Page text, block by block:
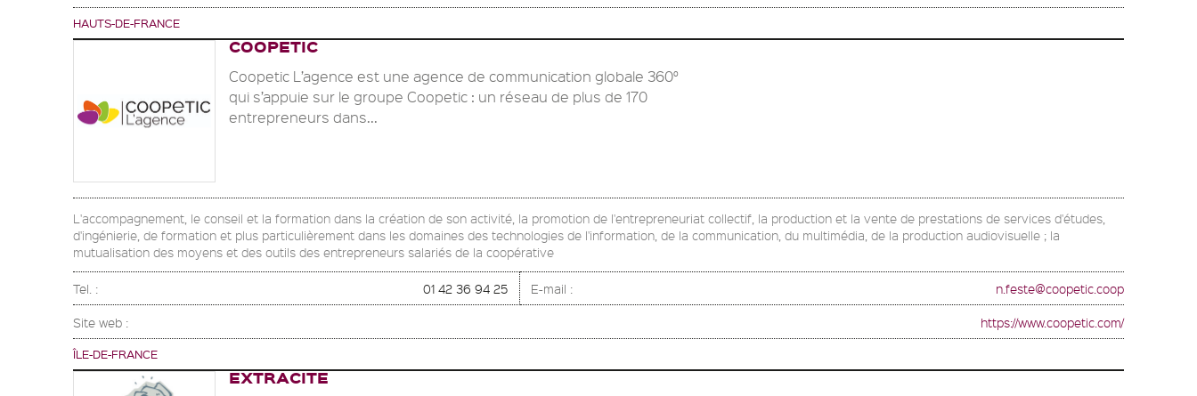
HAUTS-DE-FRANCE
COOPETIC
Coopetic L’agence est une agence de communication globale 360°
qui s’appuie sur le groupe Coopetic : un réseau de plus de 170
entrepreneurs dans...
L'accompagnement, le conseil et la formation dans la création de son activité, la promotion de l'entrepreneuriat collectif, la production et la vente de prestations de services d'études,
d'ingénierie, de formation et plus particulièrement dans les domaines des technologies de l'information, de la communication, du multimédia, de la production audiovisuelle ; la
mutualisation des moyens et des outils des entrepreneurs salariés de la coopérative
Tel. : 01 42 36 94 25 E-mail : n.feste@coopetic.coop
Site web : https://www.coopetic.com/
ÎLE-DE-FRANCE
EXTRACITE